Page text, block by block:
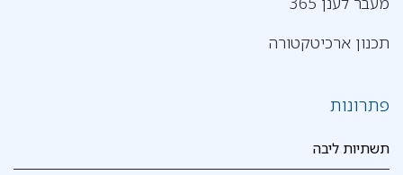
תכנון ארכיטקטורה
פתרונות
תשתיות ליבה